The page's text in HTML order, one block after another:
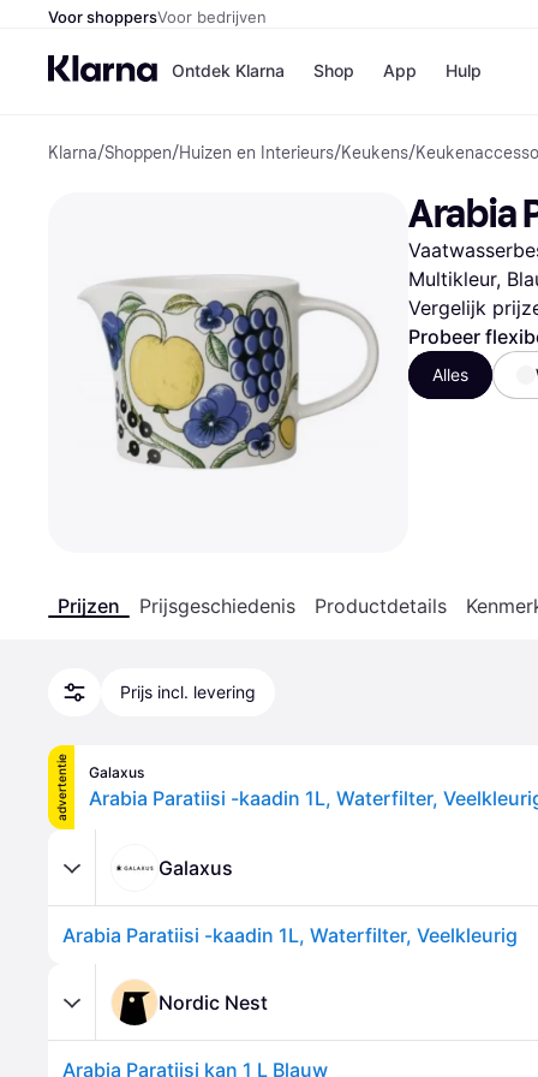
Voor shoppersVoor bedrijven
Ontdek Klarna Shop
Winkels
Bol
H&M
Kruidvat
App Hulp
Klarna/Shoppen/Huizen en Interieurs/Keukens/
Arabia
Multikleur,
Vergelijk
Probeer
Alles
Prijzen Prijsgeschiedenis Productdetails
Prijs incl. levering
advertentie Galaxus
Arabia Paratiisi -kaadin 1L, Waterfilter,
Galaxus
Arabia Paratiisi -kaadin 1L, Waterfilter, Veelkleurig
Nordic Nest
Arabia Paratiisi kan 1 L Blauw